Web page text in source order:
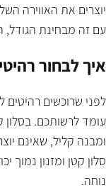
יוצרים את האווירה
עם זה מבחינת הגודל,
איך לבחור
לפני שרוכשים
עומד לרשותכם. בסלון
ומבנה קליל, שאינם
סלון קטן ומזנון
נוחה.